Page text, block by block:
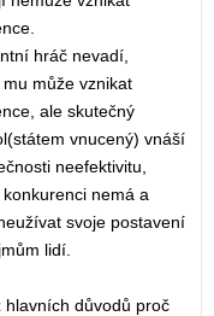
hráč nevadí,
může vznikat
ale skutečný
vnucený) vnáší
neefektivitu,
nemá a
svoje postavení
lidí.
hlavních důvodů proč